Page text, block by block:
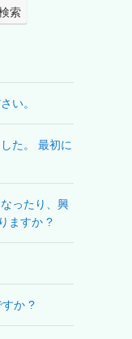
索
い。
た。 最初に
ったり、興
ますか ?
か ?